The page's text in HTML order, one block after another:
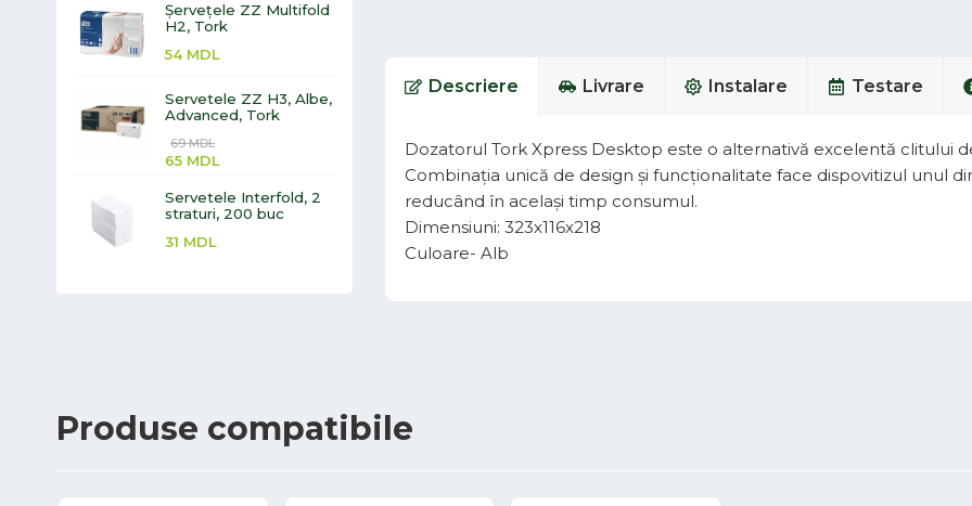
Șervețele ZZ Multifold
H2, Tork
54 MDL
Servetele ZZ H3, Albe,
Advanced, Tork
69MDL
65 MDL
Servetele Interfold, 2
straturi, 200 buc
31 MDL
Descriere Livrare Instalare Testare
Dozatorul Tork Xpress Desktop este o alternativă excelentă clitului
Combinația unică de design și funcționalitate face dispovitizul unul
reducând în același timp consumul.
Dimensiuni: 323x116x218
Culoare- Alb
Produse compatibile